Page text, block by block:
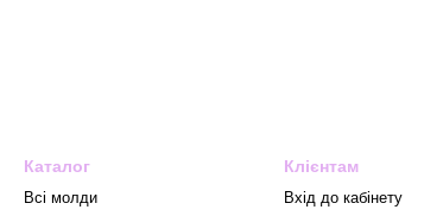
Каталог
Всі молди
Клієнтам
Вхід до кабінету